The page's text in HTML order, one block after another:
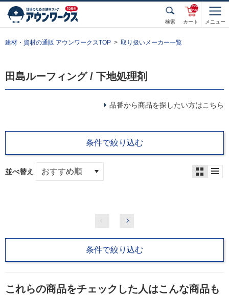
検索 カート
unde
fined
メニュー
建材・資材の通販 アウンワークスTOP 取り扱いメーカー一覧
田島ルーフィング / 下地処理剤
品番から商品を探したい方はこちら
条件で絞り込む
並べ替え
条件で絞り込む
これらの商品をチェックした人はこんな商品も